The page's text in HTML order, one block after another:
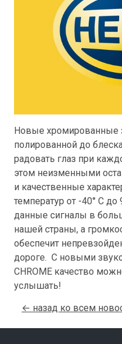
Новые хромированные
полированной до
радовать глаз при
этом неизменными
и качественные
температур от -40° C
данные сигналы в
нашей страны, а
обеспечит
дороге. С новыми
CHROME качество
услышать!
← назад ко всем